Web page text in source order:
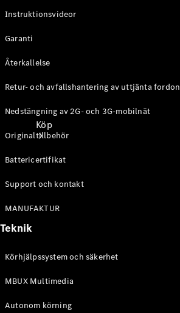
Köp
företagskund
erbjudanden
Instruktionsvideor
Garanti
Återkallelse
Retur- och avfallshantering av uttjänta fordon
Nedstängning av 2G- och 3G-mobilnät
Originaltillbehör
Battericertifikat
Support och kontakt
MANUFAKTUR
Teknik
Körhjälpssystem och säkerhet
MBUX Multimedia
Autonom körning